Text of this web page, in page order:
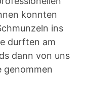
konnten
ins
durften am
dann von uns
genommen